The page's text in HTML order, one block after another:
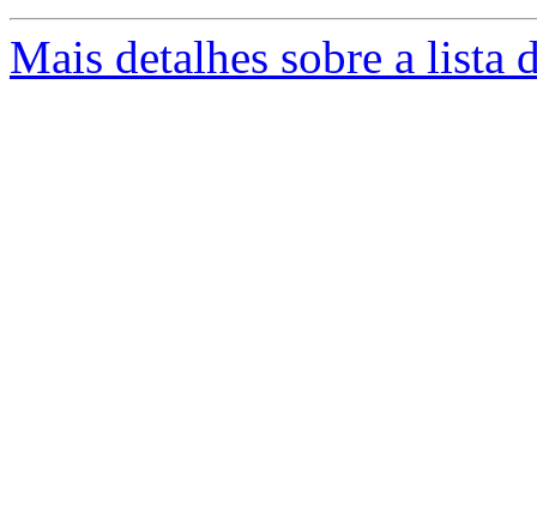
Mais detalhes sobre a lista